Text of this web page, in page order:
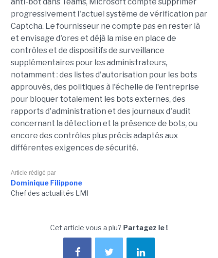
anti-bot dans Teams, Microsoft compte supprimer
progressivement l'actuel système de vérification par
Captcha. Le fournisseur ne compte pas en rester là
et envisage d'ores et déjà la mise en place de
contrôles et de dispositifs de surveillance
supplémentaires pour les administrateurs,
notamment : des listes d'autorisation pour les bots
approuvés, des politiques à l'échelle de l'entreprise
pour bloquer totalement les bots externes, des
rapports d'administration et des journaux d'audit
concernant la détection et la présence de bots, ou
encore des contrôles plus précis adaptés aux
différentes exigences de sécurité.
Article rédigé par
Dominique Filippone
Chef des actualités LMI
Cet article vous a plu? Partagez le !